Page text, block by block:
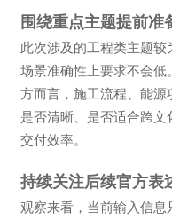
围绕重点主题提前准
此次涉及的工程类主题
场景准确性上要求不会
方而言，施工流程、能
是否清晰、是否适合跨
交付效率。
持续关注后续官方表
观察来看，当前输入信息